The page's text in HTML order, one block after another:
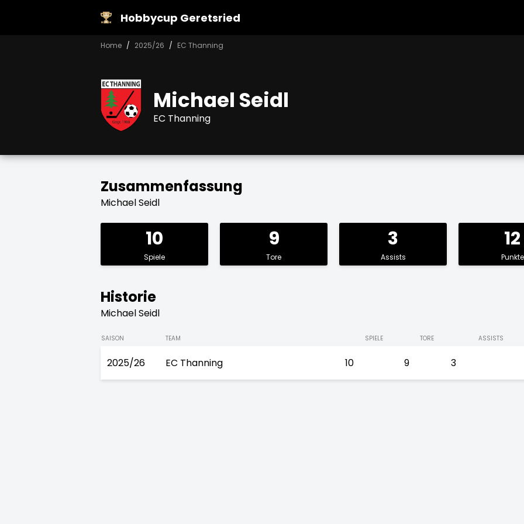
Hobbycup Geretsried
Home 2025/26 EC Thanning
Michael Seidl
EC Thanning
Zusammenfassung
Michael Seidl
10
Spiele
9
Tore
3
Assists
12
Punkte
Historie
Michael Seidl
SAISON TEAM SPIELE TORE ASSISTS
2025/26 EC Thanning 10 9 3